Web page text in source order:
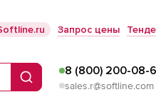
Запрос цены
Поиск
8 (800) 200-08-
sales.r@softline.com